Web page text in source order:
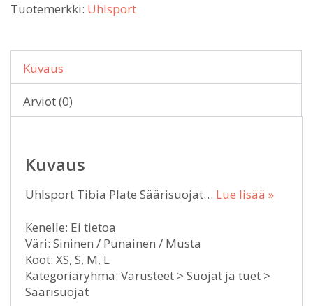
Tuotemerkki: Uhlsport
Kuvaus
Arviot (0)
Kuvaus
Uhlsport Tibia Plate Säärisuojat… Lue lisää »
Kenelle: Ei tietoa
Väri: Sininen / Punainen / Musta
Koot: XS, S, M, L
Kategoriaryhmä: Varusteet > Suojat ja tuet >
Säärisuojat